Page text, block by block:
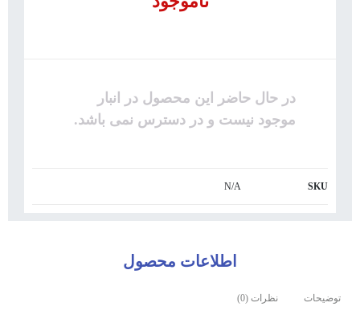
در حال حاضر این محصول در انبار
موجود نیست و در دسترس نمی باشد.
SKU
N/A
اطلاعات محصول
توضیحات نظرات (0)